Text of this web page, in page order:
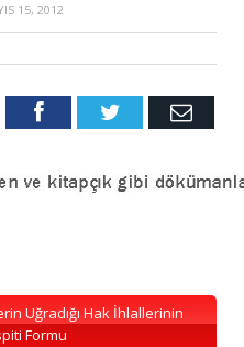
15, 2012
FacebookTwitter Email
Uğradığı Hak İhlallerinin
Formu